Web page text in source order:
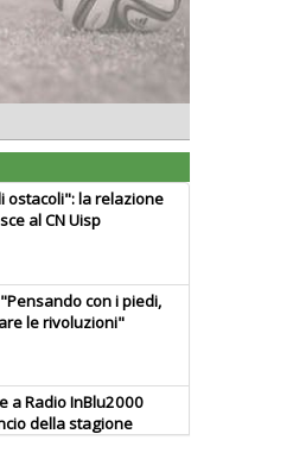
ostacoli": la relazione
al CN Uisp
con i piedi,
le rivoluzioni"
a Radio InBlu2000
della stagione